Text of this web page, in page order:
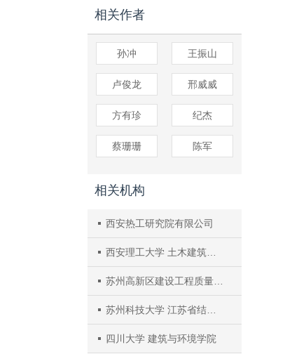
相关作者
孙冲 王振山
卢俊龙 邢威威
方有珍 纪杰
蔡珊珊 陈军
相关机构
西安热工研究院有限公司
西安理工大学 土木建筑工程学院
苏州高新区建设工程质量监督站
苏州科技大学 江苏省结构重点实验室
四川大学 建筑与环境学院